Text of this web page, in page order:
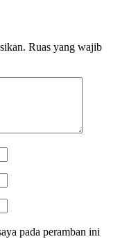
Ruas yang wajib
pada peramban ini